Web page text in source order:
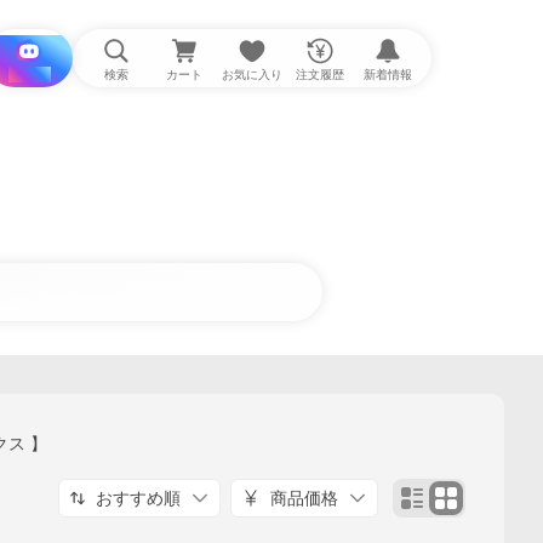
i と探す 検索 カート お気に入り 注文履歴 新着情報
ス 】
おすすめ順 商品価格